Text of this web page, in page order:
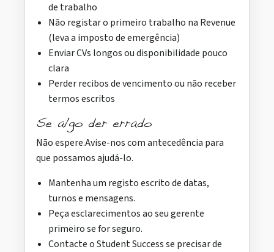
de trabalho
Não registar o primeiro trabalho na Revenue
(leva a imposto de emergência)
Enviar CVs longos ou disponibilidade pouco
clara
Perder recibos de vencimento ou não receber
termos escritos
Se algo der errado
Não espere.Avise-nos com antecedência para
que possamos ajudá-lo.
Mantenha um registo escrito de datas,
turnos e mensagens.
Peça esclarecimentos ao seu gerente
primeiro se for seguro.
Contacte o Student Success se precisar de